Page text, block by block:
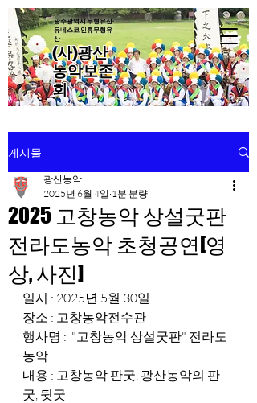
(사)광산
농악보존
회
광주광역시 무형유산·
유네스코 인류무형유
산
게시물
2025 고창농악 상설굿판
전라도농악 초청공연[영
상, 사진]
광산농악
2025년 6월 4일 1분 분량
일시 : 2025년 5월 30일
장소 : 고창농악전수관
행사명 :  "고창농악 상설굿판" 전라도
농악
내용 : 고창농악 판굿, 광산농악의 판
굿, 뒷굿